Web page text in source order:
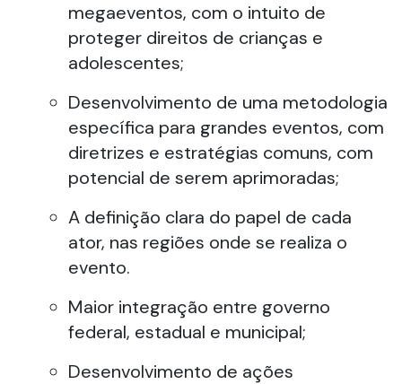
megaeventos, com o intuito de
proteger direitos de crianças e
adolescentes;
Desenvolvimento de uma metodologia
específica para grandes eventos, com
diretrizes e estratégias comuns, com
potencial de serem aprimoradas;
A definição clara do papel de cada
ator, nas regiões onde se realiza o
evento.
Maior integração entre governo
federal, estadual e municipal;
Desenvolvimento de ações